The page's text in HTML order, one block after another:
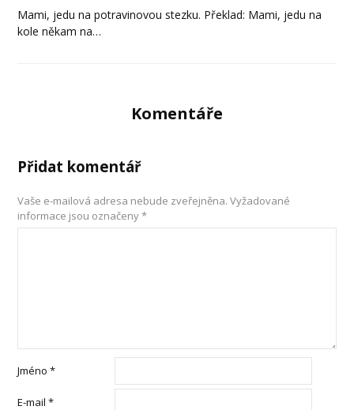
Mami, jedu na potravinovou stezku. Překlad: Mami, jedu na
kole někam na…
Komentáře
Přidat komentář
Vaše e-mailová adresa nebude zveřejněna. Vyžadované
informace jsou označeny*
Jméno*
E-mail*